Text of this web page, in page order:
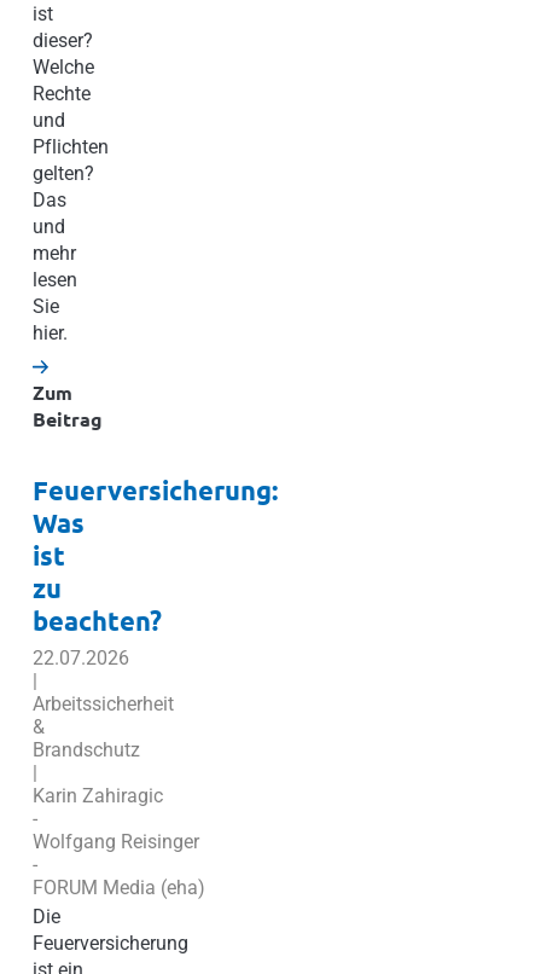
ist
dieser?
Welche
Rechte
und
Pflichten
gelten?
Das
und
mehr
lesen
Sie
hier.
Zum
Beitrag
Feuerversicherung:
Was
ist
zu
beachten?
22.07.2026
|
Arbeitssicherheit
&
Brandschutz
|
Karin Zahiragic
-
Wolfgang Reisinger
-
FORUM Media (eha)
Die
Feuerversicherung